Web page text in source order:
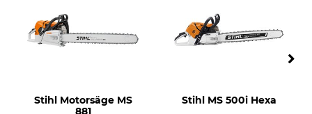
Stihl Motorsäge MS
881
Stihl MS 500i Hexa